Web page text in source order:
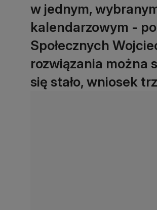
w jednym,
kalendarzowym -
Społecznych
rozwiązania można
się stało, wniosek